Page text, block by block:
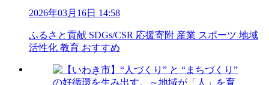
2026年03月16日 14:58
ふるさと貢献 SDGs/CSR 応援寄附 産業 スポーツ 地域
活性化 教育 おすすめ